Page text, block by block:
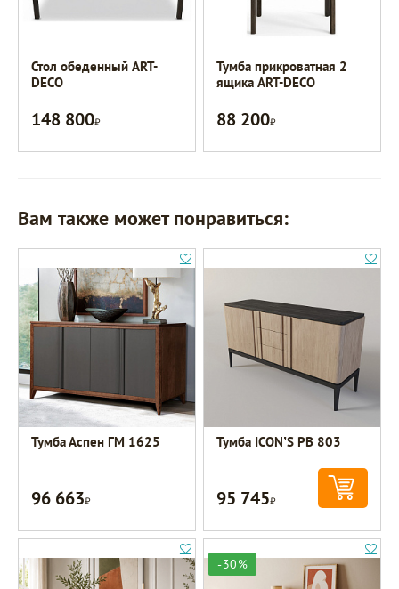
Стол обеденный ART-
DECO
148 800Р
Тумба прикроватная 2
ящика ART-DECO
88 200Р
Вам также может понравиться:
Тумба Аспен ГМ 1625
96 663Р
Тумба ICON’S РВ 803
95 745Р
-30%